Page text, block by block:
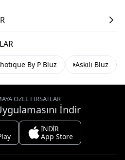
By P Bluz Askılı Bluz
ÖZEL FIRSATLAR
İndir
İNDİR
App Store